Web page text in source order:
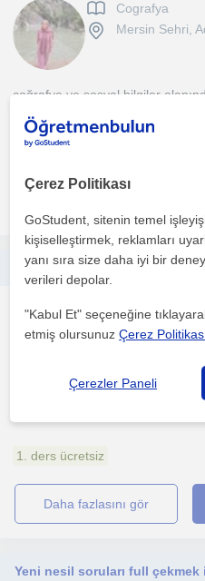
Cografya
Mersin Sehri,
coğrafya ve sosyal bilgiler
Cografya
Mersin Sehri,
öğrenci durumuna göre birebir
1. ders ücretsiz
daha fazlasını gör
Yeni nesil soruları full çekmek
Çerez Politikası
GoStudent, sitenin temel
kişiselleştirmek, reklamları
yanı sıra size daha iyi bir
verileri depolar.
"Kabul Et" seçeneğine
etmiş olursunuzÇerez
Çerezler Paneli